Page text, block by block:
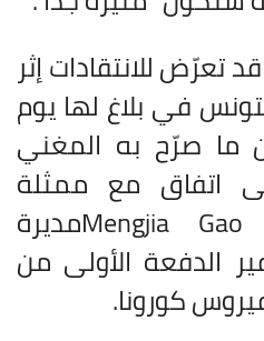
تعرّض للانتقادات إثر
في بلاغ لها يوم
2021، أن ما صرّح به المغني
اتفاق مع ممثلة
Mengjia Gaoمديرة
الدفعة الأولى من
كورونا.